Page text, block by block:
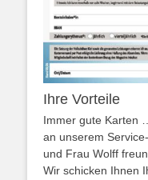
Ihre Vorteile
Immer gute Karten
an unserem
und Frau Wolff
Wir schicken Ihnen